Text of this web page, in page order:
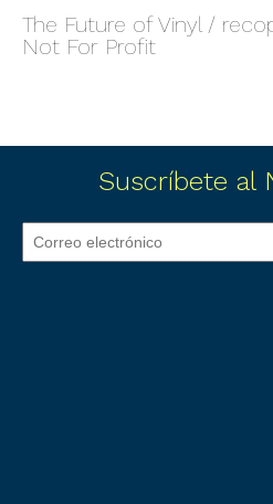
The Future of Vinyl /
Not For Profit
Suscríbete al